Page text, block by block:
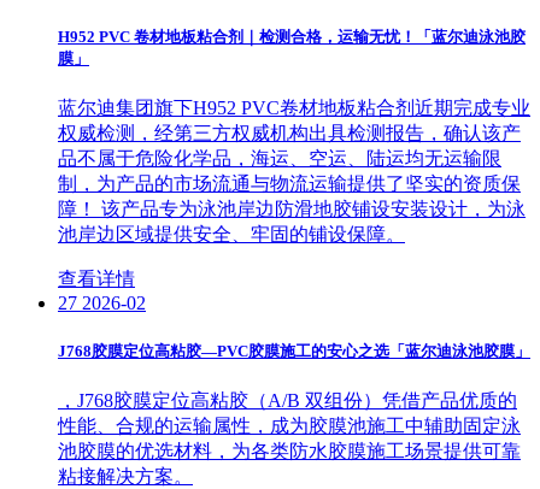
H952 PVC 卷材地板粘合剂｜检测合格，运输无忧！「蓝尔迪泳池胶
膜」
蓝尔迪集团旗下H952 PVC卷材地板粘合剂近期完成专业
权威检测，经第三方权威机构出具检测报告，确认该产
品不属于危险化学品，海运、空运、陆运均无运输限
制，为产品的市场流通与物流运输提供了坚实的资质保
障！ 该产品专为泳池岸边防滑地胶铺设安装设计，为泳
池岸边区域提供安全、牢固的铺设保障。
查看详情
27 2026-02
J768胶膜定位高粘胶—PVC胶膜施工的安心之选「蓝尔迪泳池胶膜」
，J768胶膜定位高粘胶（A/B 双组份）凭借产品优质的
性能、合规的运输属性，成为胶膜池施工中辅助固定泳
池胶膜的优选材料，为各类防水胶膜施工场景提供可靠
粘接解决方案。